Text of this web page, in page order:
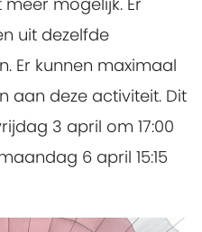
uit dezelfde
Er kunnen maximaal
aan deze activiteit. Dit
3 april om 17:00
6 april 15:15